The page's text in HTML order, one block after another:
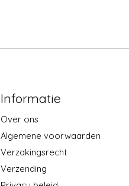
Informatie
Over ons
Algemene voorwaarden
Verzakingsrecht
Verzending